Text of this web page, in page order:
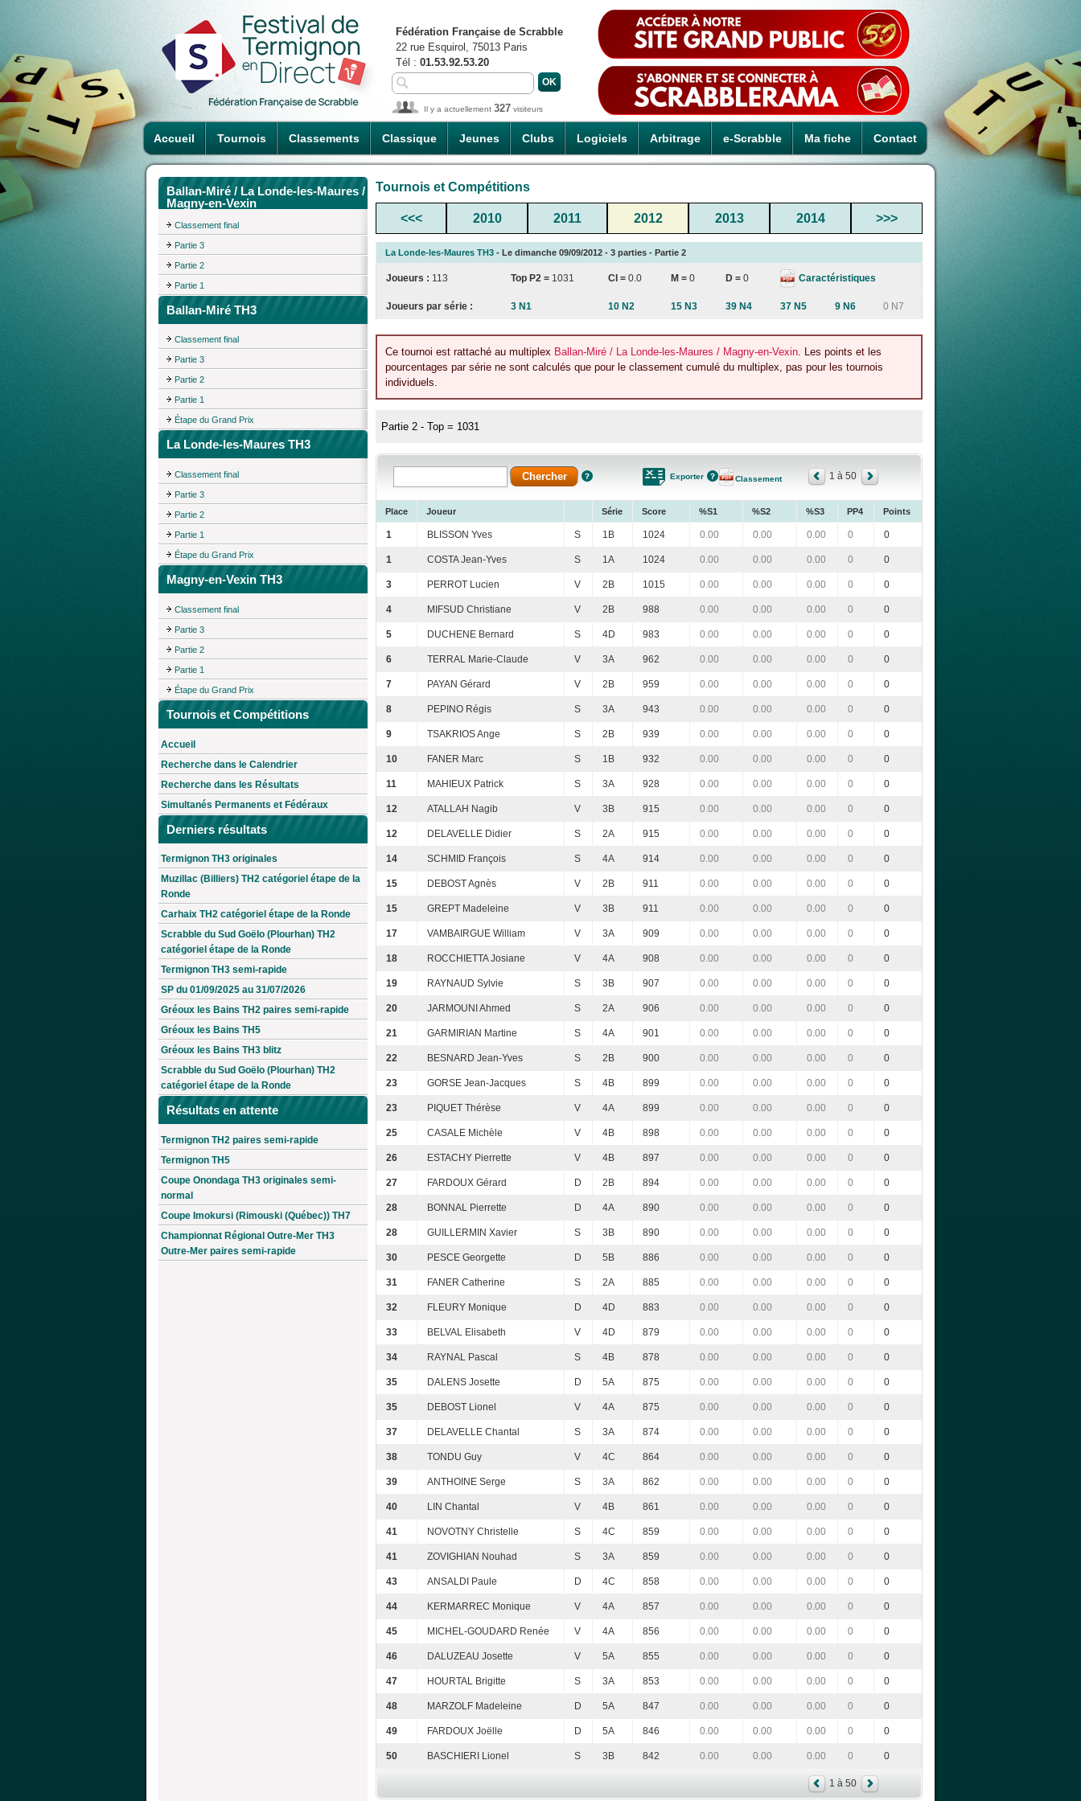
Accueil Tournois Classements Classique Jeunes Clubs Logiciels Arbitrage e-Scrabble Ma fiche Contact
Fédération Française de Scrabble
22 rue Esquirol, 75013 Paris
Tél : 01.53.92.53.20
Il y a actuellement 327 visiteurs
Ballan-Miré / La Londe-les-Maures /
Magny-en-Vexin
Classement final
Partie 3
Partie 2
Partie 1
Ballan-Miré TH3
Classement final
Partie 3
Partie 2
Partie 1
Étape du Grand Prix
La Londe-les-Maures TH3
Classement final
Partie 3
Partie 2
Partie 1
Étape du Grand Prix
Magny-en-Vexin TH3
Classement final
Partie 3
Partie 2
Partie 1
Étape du Grand Prix
Tournois et Compétitions
Accueil
Recherche dans le Calendrier
Recherche dans les Résultats
Simultanés Permanents et Fédéraux
Derniers résultats
Termignon TH3 originales
Muzillac (Billiers) TH2 catégoriel étape de la
Ronde
Carhaix TH2 catégoriel étape de la Ronde
Scrabble du Sud Goëlo (Plourhan) TH2
catégoriel étape de la Ronde
Termignon TH3 semi-rapide
SP du 01/09/2025 au 31/07/2026
Gréoux les Bains TH2 paires semi-rapide
Gréoux les Bains TH5
Gréoux les Bains TH3 blitz
Scrabble du Sud Goëlo (Plourhan) TH2
catégoriel étape de la Ronde
Résultats en attente
Termignon TH2 paires semi-rapide
Termignon TH5
Coupe Onondaga TH3 originales semi-
normal
Coupe Imokursi (Rimouski (Québec)) TH7
Championnat Régional Outre-Mer TH3
Outre-Mer paires semi-rapide
Tournois et Compétitions
<<< 2010 2011 2012 2013 2014 >>>
La Londe-les-Maures TH3 - Le dimanche 09/09/2012 - 3 parties - Partie 2
Joueurs : 113 Top P2 = 1031 CI = 0.0 M = 0 D = 0 Caractéristiques
Joueurs par série : 3 N1 10 N2 15 N3 39 N4 37 N5 9 N6 0 N7
Ce tournoi est rattaché au multiplex Ballan-Miré / La Londe-les-Maures / Magny-en-Vexin. Les points et les
pourcentages par série ne sont calculés que pour le classement cumulé du multiplex, pas pour les tournois
individuels.
Partie 2 - Top = 1031
Exporter Classement 1 à 50
Place Joueur Série Score %S1 %S2 %S3 PP4 Points
1 BLISSON Yves S 1B 1024 0.00 0.00 0.00 0 0
1 COSTA Jean-Yves S 1A 1024 0.00 0.00 0.00 0 0
3 PERROT Lucien V 2B 1015 0.00 0.00 0.00 0 0
4 MIFSUD Christiane V 2B 988 0.00 0.00 0.00 0 0
5 DUCHENE Bernard S 4D 983 0.00 0.00 0.00 0 0
6 TERRAL Marie-Claude V 3A 962 0.00 0.00 0.00 0 0
7 PAYAN Gérard V 2B 959 0.00 0.00 0.00 0 0
8 PEPINO Régis S 3A 943 0.00 0.00 0.00 0 0
9 TSAKRIOS Ange S 2B 939 0.00 0.00 0.00 0 0
10 FANER Marc S 1B 932 0.00 0.00 0.00 0 0
11 MAHIEUX Patrick S 3A 928 0.00 0.00 0.00 0 0
12 ATALLAH Nagib V 3B 915 0.00 0.00 0.00 0 0
12 DELAVELLE Didier S 2A 915 0.00 0.00 0.00 0 0
14 SCHMID François S 4A 914 0.00 0.00 0.00 0 0
15 DEBOST Agnès V 2B 911 0.00 0.00 0.00 0 0
15 GREPT Madeleine V 3B 911 0.00 0.00 0.00 0 0
17 VAMBAIRGUE William V 3A 909 0.00 0.00 0.00 0 0
18 ROCCHIETTA Josiane V 4A 908 0.00 0.00 0.00 0 0
19 RAYNAUD Sylvie S 3B 907 0.00 0.00 0.00 0 0
20 JARMOUNI Ahmed S 2A 906 0.00 0.00 0.00 0 0
21 GARMIRIAN Martine S 4A 901 0.00 0.00 0.00 0 0
22 BESNARD Jean-Yves S 2B 900 0.00 0.00 0.00 0 0
23 GORSE Jean-Jacques S 4B 899 0.00 0.00 0.00 0 0
23 PIQUET Thérèse V 4A 899 0.00 0.00 0.00 0 0
25 CASALE Michèle V 4B 898 0.00 0.00 0.00 0 0
26 ESTACHY Pierrette V 4B 897 0.00 0.00 0.00 0 0
27 FARDOUX Gérard D 2B 894 0.00 0.00 0.00 0 0
28 BONNAL Pierrette D 4A 890 0.00 0.00 0.00 0 0
28 GUILLERMIN Xavier S 3B 890 0.00 0.00 0.00 0 0
30 PESCE Georgette D 5B 886 0.00 0.00 0.00 0 0
31 FANER Catherine S 2A 885 0.00 0.00 0.00 0 0
32 FLEURY Monique D 4D 883 0.00 0.00 0.00 0 0
33 BELVAL Elisabeth V 4D 879 0.00 0.00 0.00 0 0
34 RAYNAL Pascal S 4B 878 0.00 0.00 0.00 0 0
35 DALENS Josette D 5A 875 0.00 0.00 0.00 0 0
35 DEBOST Lionel V 4A 875 0.00 0.00 0.00 0 0
37 DELAVELLE Chantal S 3A 874 0.00 0.00 0.00 0 0
38 TONDU Guy V 4C 864 0.00 0.00 0.00 0 0
39 ANTHOINE Serge S 3A 862 0.00 0.00 0.00 0 0
40 LIN Chantal V 4B 861 0.00 0.00 0.00 0 0
41 NOVOTNY Christelle S 4C 859 0.00 0.00 0.00 0 0
41 ZOVIGHIAN Nouhad S 3A 859 0.00 0.00 0.00 0 0
43 ANSALDI Paule D 4C 858 0.00 0.00 0.00 0 0
44 KERMARREC Monique V 4A 857 0.00 0.00 0.00 0 0
45 MICHEL-GOUDARD Renée V 4A 856 0.00 0.00 0.00 0 0
46 DALUZEAU Josette V 5A 855 0.00 0.00 0.00 0 0
47 HOURTAL Brigitte S 3A 853 0.00 0.00 0.00 0 0
48 MARZOLF Madeleine D 5A 847 0.00 0.00 0.00 0 0
49 FARDOUX Joëlle D 5A 846 0.00 0.00 0.00 0 0
50 BASCHIERI Lionel S 3B 842 0.00 0.00 0.00 0 0
1 à 50